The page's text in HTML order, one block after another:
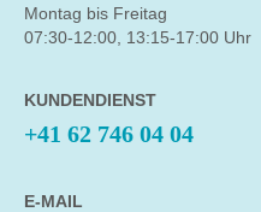
Montag bis Freitag
07:30-12:00, 13:15-17:00 Uhr
KUNDENDIENST
+41 62 746 04 04
E-MAIL